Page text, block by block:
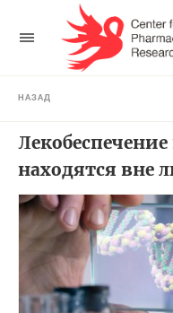
НАЗАД
находятся вне